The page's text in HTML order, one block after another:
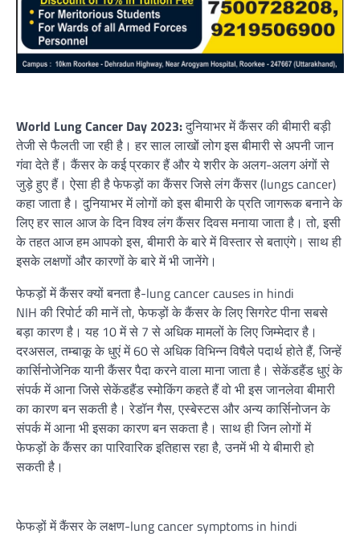
World Lung Cancer Day 2023:दुनियाभर में कैंसर की बीमारी बड़ी
तेजी से फैलती जा रही है। हर साल लाखों लोग इस बीमारी से अपनी जान
गंवा देते हैं। कैंसर के कई प्रकार हैं और ये शरीर के अलग-अलग अंगों से
जुड़े हुए हैं। ऐसा ही है फेफड़ों का कैंसर जिसे लंग कैंसर (lungs cancer)
कहा जाता है। दुनियाभर में लोगों को इस बीमारी के प्रति जागरूक बनाने के
लिए हर साल आज के दिन विश्व लंग कैंसर दिवस मनाया जाता है। तो, इसी
के तहत आज हम आपको इस, बीमारी के बारे में विस्तार से बताएंगे। साथ ही
इसके लक्षणों और कारणों के बारे में भी जानेंगे।
फेफड़ों में कैंसर क्यों बनता है-lung cancer causes in hindi
NIH की रिपोर्ट की मानें तो, फेफड़ों के कैंसर के लिए सिगरेट पीना सबसे
बड़ा कारण है। यह 10 में से 7 से अधिक मामलों के लिए जिम्मेदार है।
दरअसल, तम्बाकू के धुएं में 60 से अधिक विभिन्न विषैले पदार्थ होते हैं, जिन्हें
कार्सिनोजेनिक यानी कैंसर पैदा करने वाला माना जाता है। सेकेंडहैंड धुएं के
संपर्क में आना जिसे सेकेंडहैंड स्मोकिंग कहते हैं वो भी इस जानलेवा बीमारी
का कारण बन सकती है। रेडॉन गैस, एस्बेस्टस और अन्य कार्सिनोजन के
संपर्क में आना भी इसका कारण बन सकता है। साथ ही जिन लोगों में
फेफड़ों के कैंसर का पारिवारिक इतिहास रहा है, उनमें भी ये बीमारी हो
सकती है।
फेफड़ों में कैंसर के लक्षण-lung cancer symptoms in hindi